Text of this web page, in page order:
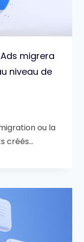
migrera
niveau de
ou la
créés…